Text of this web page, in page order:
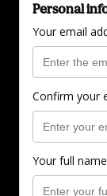
Personal
Your email
Confirm your
Your full name